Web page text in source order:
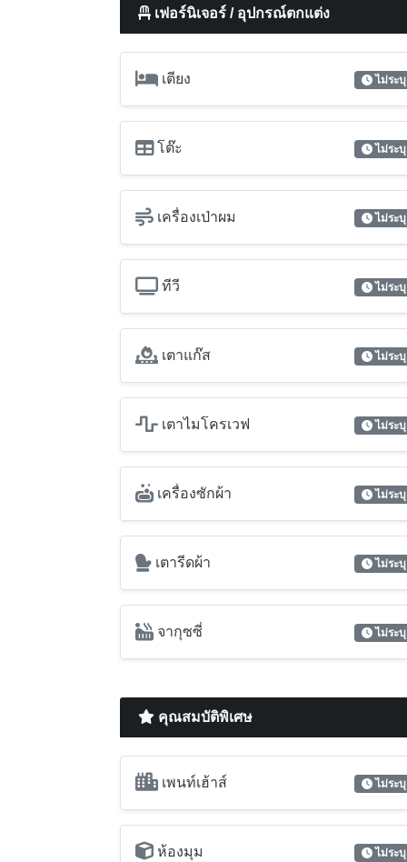
เฟอร์นิเจอร์ / อุปกรณ์ตกแต่ง
เตียง ไม่ระบุ
โต๊ะ ไม่ระบุ
เครื่องเป่าผม ไม่ระบุ
ทีวี ไม่ระบุ
เตาแก๊ส ไม่ระบุ
เตาไมโครเวฟ ไม่ระบุ
เครื่องซักผ้า ไม่ระบุ
เตารีดผ้า ไม่ระบุ
จากุซซี่ ไม่ระบุ
คุณสมบัติพิเศษ
เพนท์เฮ้าส์ ไม่ระบุ
ห้องมุม ไม่ระบุ